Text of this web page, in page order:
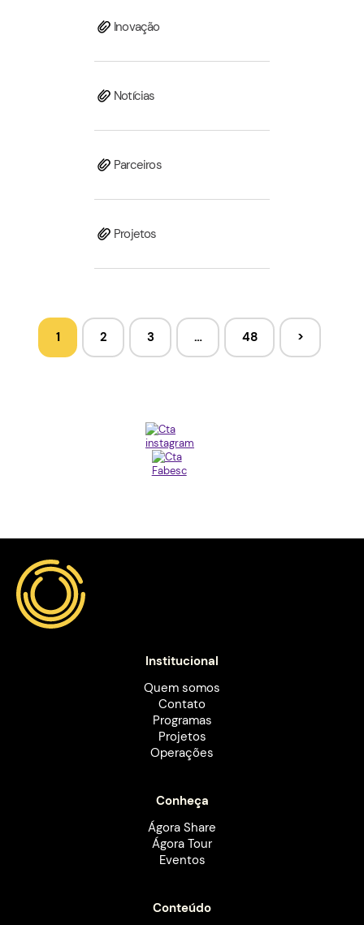
Inovação
Notícias
Parceiros
Projetos
1 2 3 … 48 >
Institucional
Quem somos
Contato
Programas
Projetos
Operações
Conheça
Ágora Share
Ágora Tour
Eventos
Conteúdo